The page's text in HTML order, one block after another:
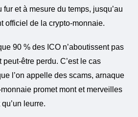
et à mesure du temps, jusqu’au
officiel de la crypto-monnaie.
90 % des ICO n’aboutissent pas
peut-être perdu. C’est le cas
l’on appelle des scams, arnaque
promet mont et merveilles
leurre.